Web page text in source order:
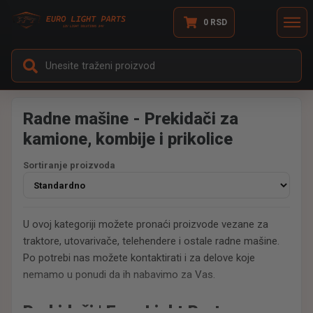
0 RSD
Radne mašine - Prekidači za
kamione, kombije i prikolice
Sortiranje proizvoda
U ovoj kategoriji možete pronaći proizvode vezane za
traktore, utovarivače, telehendere i ostale radne mašine.
Po potrebi nas možete kontaktirati i za delove koje
nemamo u ponudi da ih nabavimo za Vas.